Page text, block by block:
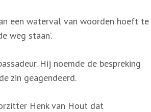
een waterval van woorden hoeft te
weg staan’.
Hij noemde de bespreking
zin geagendeerd.
Henk van Hout dat